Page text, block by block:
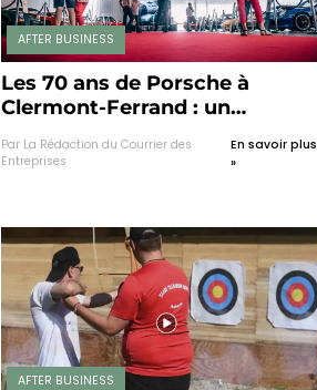
AFTER BUSINESS
Les 70 ans de Porsche à
Clermont-Ferrand : un
Par La Rédaction du Courrier des
Entreprises
En savoir plus
»
AFTER BUSINESS